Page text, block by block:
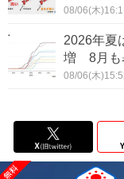
08/06(木
2026年夏
増 8月も
08/06(木